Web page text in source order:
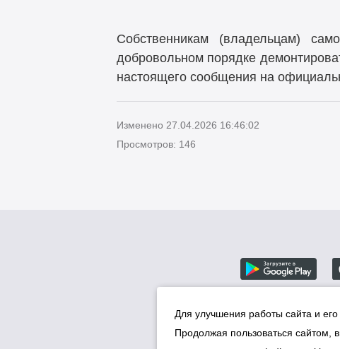
Собственникам (владельцам)
добровольном порядке
настоящего сообщения на
Изменено 27.04.2026 16:46:02
Просмотров: 146
Для улучшения работы сайта и
Продолжая пользоваться сайтом,